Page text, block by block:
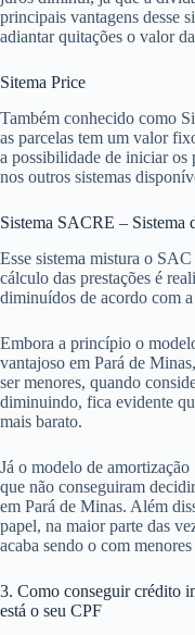
principais vantagens desse
adiantar quitações o valor
Sitema Price
Também conhecido como
as parcelas tem um valor
a possibilidade de iniciar os
nos outros sistemas
Sistema SACRE – Sistema
Esse sistema mistura o
cálculo das prestações é
diminuídos de acordo com
Embora a princípio o
vantajoso em Pará de
ser menores, quando
diminuindo, fica evidente
mais barato.
Já o modelo de
que não conseguiram
em Pará de Minas. Além
papel, na maior parte das
acaba sendo o com
3. Como conseguir crédito
está o seu CPF